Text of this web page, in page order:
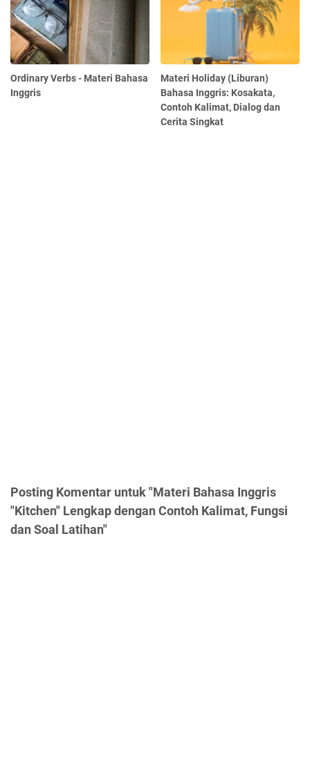
Ordinary Verbs - Materi Bahasa
Inggris
Materi Holiday (Liburan)
Bahasa Inggris: Kosakata,
Contoh Kalimat, Dialog dan
Cerita Singkat
Posting Komentar untuk "Materi Bahasa Inggris
"Kitchen" Lengkap dengan Contoh Kalimat, Fungsi
dan Soal Latihan"